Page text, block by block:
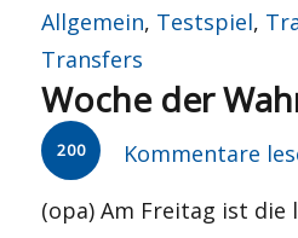
am
Allgemein, Testspiel,
Transfers
Woche der
200 Kommentare
(opa) Am Freitag ist